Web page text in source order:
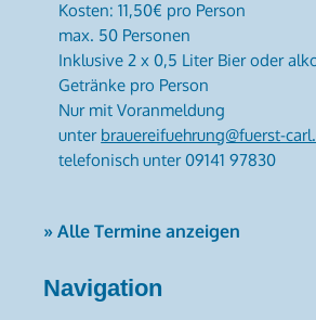
Kosten: 11,50€ pro Person
max. 50 Personen
Inklusive 2 x 0,5 Liter Bier oder
Getränke pro Person
Nur mit Voranmeldung
unter brauereifuehrung@fuerst-
telefonisch unter 09141 97830
» Alle Termine anzeigen
Navigation